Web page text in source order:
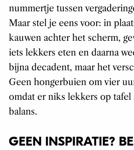
nummertje tussen
Maar stel je eens voor: in
kauwen achter het scherm,
iets lekkers eten en daarna
bijna decadent, maar het
Geen hongerbuien om vier
omdat er niks lekkers op
balans.
GEEN INSPIRATIE?